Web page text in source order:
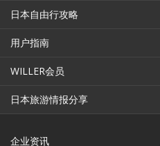
日本自由行攻略
用户指南
WILLER会员
日本旅游情报分享
企业资讯